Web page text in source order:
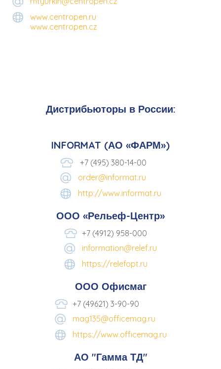
www.centropen.ru
www.centropen.cz
Дистрибьюторы в России:
INFORMAT (АО «ФАРМ»)
+7 (495) 380-14-00
order@informat.ru
http://www.informat.ru
ООО «Рельеф-Центр»
+7 (4912) 958-000
information@relef.ru
https://relefopt.ru
ООО Офисмаг
+7 (49621) 3-90-90
mag135@officemag.ru
https://www.officemag.ru
АО "Гамма ТД"